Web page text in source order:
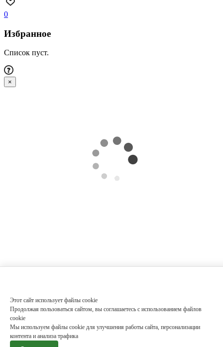
Этот сайт использует файлы cookie
Продолжая пользоваться сайтом, вы соглашаетесь с использованием файлов
cookie
Мы используем файлы cookie для улучшения работы сайта, персонализации
контента и анализа трафика
0
Избранное
Список пуст.
×